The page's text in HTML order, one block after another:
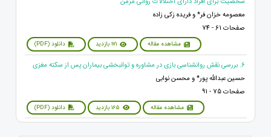
معصومه خزان فر* و فریده زکی زاده
صفحات 61 - 74
مشاهده مقاله 171 بازدید دانلود (PDF)
6. بررسی نقش روانشناسی بازی در مشاوره و توانبخشی بیماران پس از سکته مغزی
حسین عبدالله پور* و محسن نوابی
صفحات 75 - 91
مشاهده مقاله 165 بازدید دانلود (PDF)